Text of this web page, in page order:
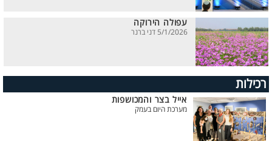
עפולה הירוקה
5/1/2026 דני ברנר
רכילות
אייל בצר והמכושפות
מערכת היום בעמק